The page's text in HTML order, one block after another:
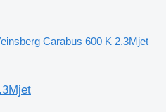
Carabus 600 K 2.3Mjet